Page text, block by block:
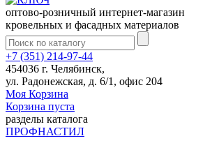
оптово-розничный интернет-магазин
кровельных и фасадных материалов
+7 (351) 214-97-44
454036 г. Челябинск,
ул. Радонежская, д. 6/1, офис 204
Моя Корзина
Корзина пуста
разделы каталога
ПРОФНАСТИЛ